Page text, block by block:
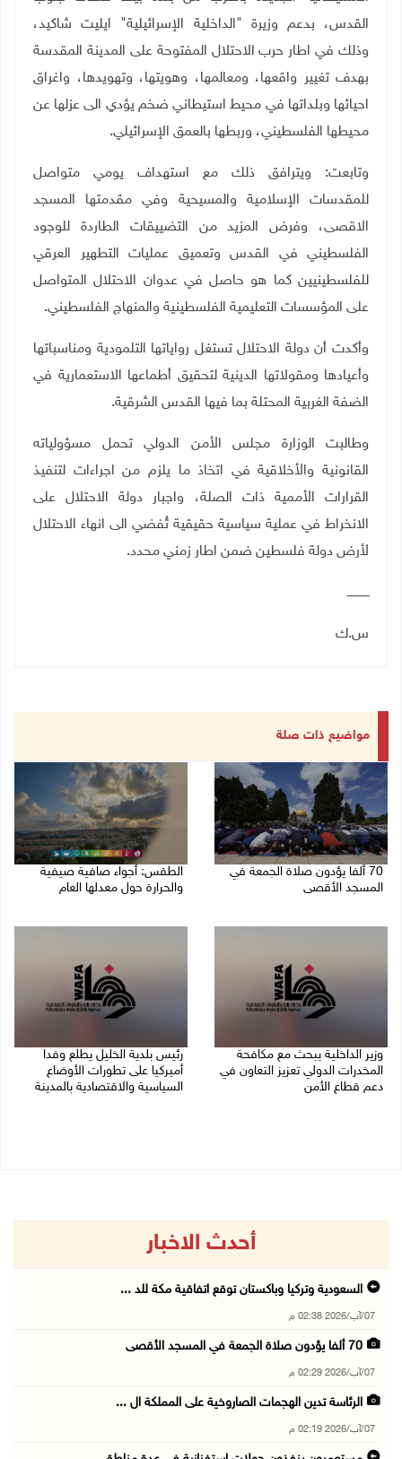
القدس، بدعم وزيرة "الداخلية الإسرائيلية" ايليت شاكيد،
وذلك في اطار حرب الاحتلال المفتوحة على المدينة المقدسة
بهدف تغيير واقعها، ومعالمها، وهويتها، وتهويدها، واغراق
احيائها وبلداتها في محيط استيطاني ضخم يؤدي الى عزلها عن
محيطها الفلسطيني، وربطها بالعمق الإسرائيلي.
وتابعت: ويترافق ذلك مع استهداف يومي متواصل
للمقدسات الإسلامية والمسيحية وفي مقدمتها المسجد
الاقصى، وفرض المزيد من التضييقات الطاردة للوجود
الفلسطيني في القدس وتعميق عمليات التطهير العرقي
للفلسطينيين كما هو حاصل في عدوان الاحتلال المتواصل
على المؤسسات التعليمية الفلسطينية والمنهاج الفلسطيني.
وأكدت أن دولة الاحتلال تستغل رواياتها التلمودية ومناسباتها
وأعيادها ومقولاتها الدينية لتحقيق أطماعها الاستعمارية في
الضفة الغربية المحتلة بما فيها القدس الشرقية.
وطالبت الوزارة مجلس الأمن الدولي تحمل مسؤولياته
القانونية والأخلاقية في اتخاذ ما يلزم من اجراءات لتنفيذ
القرارات الأممية ذات الصلة، واجبار دولة الاحتلال على
الانخراط في عملية سياسية حقيقية تُفضي الى انهاء الاحتلال
لأرض دولة فلسطين ضمن اطار زمني محدد.
ــــــــــــ
س.ك
مواضيع ذات صلة
70 ألفا يؤدون صلاة الجمعة في
المسجد الأقصى
الطقس: أجواء صافية صيفية
والحرارة حول معدلها العام
وزير الداخلية يبحث مع مكافحة
المخدرات الدولي تعزيز التعاون في
دعم قطاع الأمن
رئيس بلدية الخليل يطلع وفدا
أميركيا على تطورات الأوضاع
السياسية والاقتصادية بالمدينة
أحدث الاخبار
السعودية وتركيا وباكستان توقع اتفاقية مكة للد ...
07/آب/2026 02:38 م
70 ألفا يؤدون صلاة الجمعة في المسجد الأقصى
07/آب/2026 02:29 م
الرئاسة تدين الهجمات الصاروخية على المملكة ال ...
07/آب/2026 02:19 م